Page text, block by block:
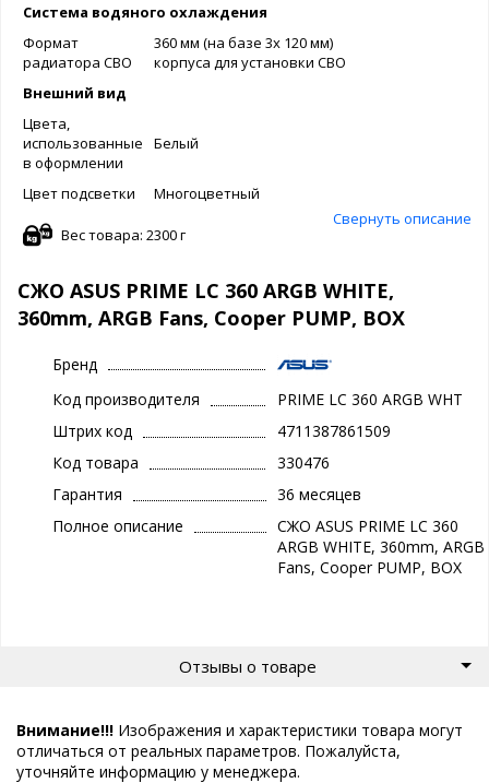
Система водяного охлаждения
Формат
радиатора СВО
360 мм (на базе 3x 120 мм)
корпуса для установки СВО
Внешний вид
Цвета,
использованные
в оформлении
Белый
Цвет подсветки
Многоцветный
Свернуть описание
Вес товара: 2300 г
СЖО ASUS PRIME LC 360 ARGB WHITE,
360mm, ARGB Fans, Cooper PUMP, BOX
Бренд
Код производителя
PRIME LC 360 ARGB WHT
Штрих код
4711387861509
Код товара
330476
Гарантия
36 месяцев
Полное описание
СЖО ASUS PRIME LC 360
ARGB WHITE, 360mm, ARGB
Fans, Cooper PUMP, BOX
Отзывы о товаре
Внимание!!! Изображения и характеристики товара могут
отличаться от реальных параметров. Пожалуйста,
уточняйте информацию у менеджера.